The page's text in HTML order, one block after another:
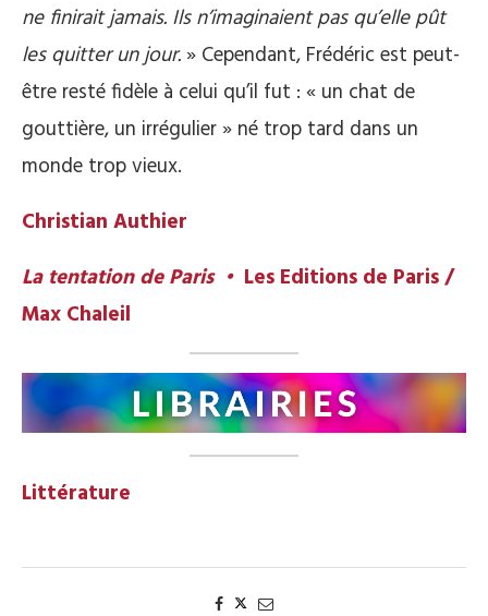
ne finirait jamais. Ils n’imaginaient pas qu’elle pût
les quitter un jour. » Cependant, Frédéric est peut-
être resté fidèle à celui qu’il fut : « un chat de
gouttière, un irrégulier » né trop tard dans un
monde trop vieux.
Christian Authier
La tentation de Paris • Les Editions de Paris /
Max Chaleil
Littérature